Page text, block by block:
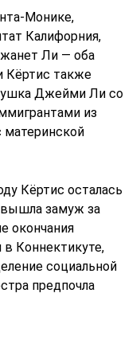
Монике,
Калифорния,
Ли — оба
Кёртис также
Джейми Ли со
из
материнской
Кёртис осталась
замуж за
окончания
Коннектикуте,
социальной
предпочла